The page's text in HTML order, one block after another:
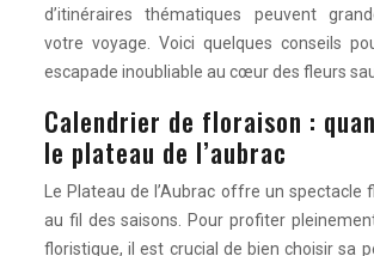
d’itinéraires thématiques peuvent
votre voyage. Voici quelques conseils
escapade inoubliable au cœur des fleurs
Calendrier de floraison :
le plateau de l’aubrac
Le Plateau de l’Aubrac offre un spectacle
au fil des saisons. Pour profiter
floristique, il est crucial de bien choisir sa